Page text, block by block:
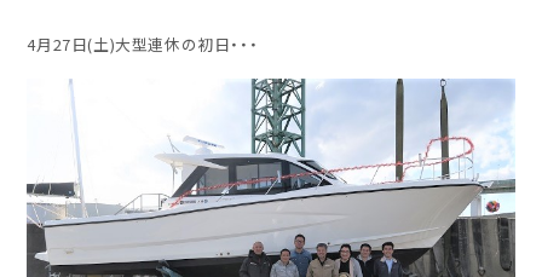
4月27日(土)大型連休の初日・・・